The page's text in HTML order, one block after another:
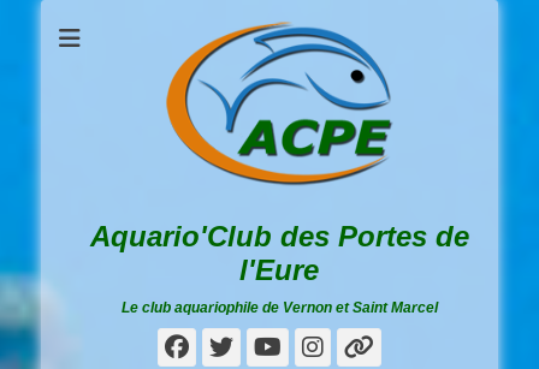
Aquario'Club des Portes de
l'Eure
Le club aquariophile de Vernon et Saint Marcel
Facebook
Twitter
YouTube
Instagram